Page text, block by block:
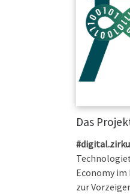
Das
Economy im
zur